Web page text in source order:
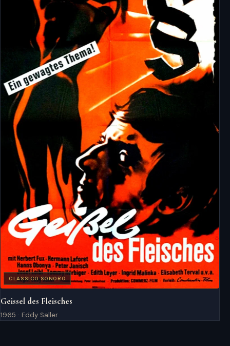
CLASSICO SONORO
Geissel des Fleisches
1965 · Eddy Saller